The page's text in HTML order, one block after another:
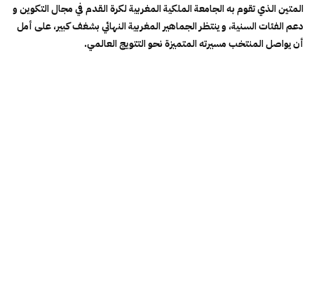
المتين الذي تقوم به الجامعة الملكية المغربية لكرة القدم في مجال التكوين و
دعم الفئات السنية، و ينتظر الجماهير المغربية النهائي بشغف كبير، على أمل
أن يواصل المنتخب مسيرته المتميزة نحو التتويج العالمي.